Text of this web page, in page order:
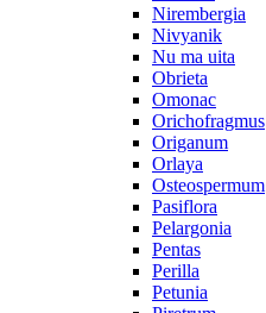
Nirembergia
Nivyanik
Nu ma uita
Obrieta
Omonac
Orichofragmus
Origanum
Orlaya
Osteospermum
Pasiflora
Pelargonia
Pentas
Perilla
Petunia